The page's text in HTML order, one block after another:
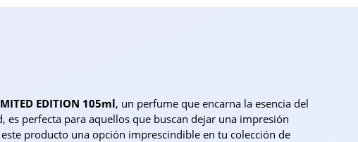
EDITION 105ml, un perfume que encarna la esencia del
perfecta para aquellos que buscan dejar una impresión
producto una opción imprescindible en tu colección de